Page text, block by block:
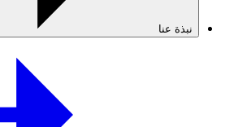
نبذة عنا